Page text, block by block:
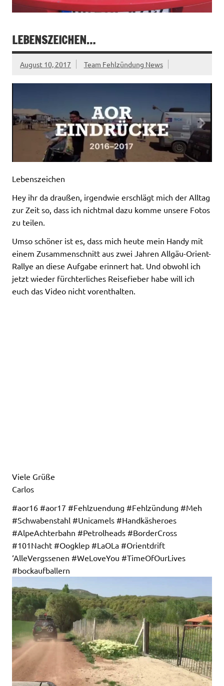
LEBENSZEICHEN…
August 10, 2017 Team Fehlzündung News
Lebenszeichen
Hey ihr da draußen, irgendwie erschlägt mich der Alltag
zur Zeit so, dass ich nichtmal dazu komme unsere Fotos
zu teilen.
Umso schöner ist es, dass mich heute mein Handy mit
einem Zusammenschnitt aus zwei Jahren Allgäu-Orient-
Rallye an diese Aufgabe erinnert hat. Und obwohl ich
jetzt wieder fürchterliches Reisefieber habe will ich
euch das Video nicht vorenthalten.
Viele Grüße
Carlos
#aor16 #aor17 #Fehlzuendung #Fehlzündung #Meh
#Schwabenstahl #Unicamels #Handkäsheroes
#AlpeAchterbahn #Petrolheads #BorderCross
#101Nacht #Oogklep #LaOLa #Orientdrift
‘AlleVergssenen #WeLoveYou #TimeOfOurLives
#bockaufballern